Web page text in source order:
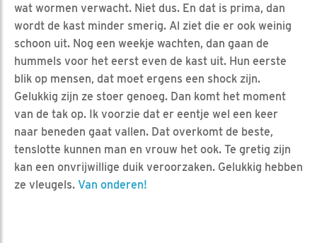
wat wormen verwacht. Niet dus. En dat is prima, dan
wordt de kast minder smerig. Al ziet die er ook weinig
schoon uit. Nog een weekje wachten, dan gaan de
hummels voor het eerst even de kast uit. Hun eerste
blik op mensen, dat moet ergens een shock zijn.
Gelukkig zijn ze stoer genoeg. Dan komt het moment
van de tak op. Ik voorzie dat er eentje wel een keer
naar beneden gaat vallen. Dat overkomt de beste,
tenslotte kunnen man en vrouw het ook. Te gretig zijn
kan een onvrijwillige duik veroorzaken. Gelukkig hebben
ze vleugels. Van onderen!